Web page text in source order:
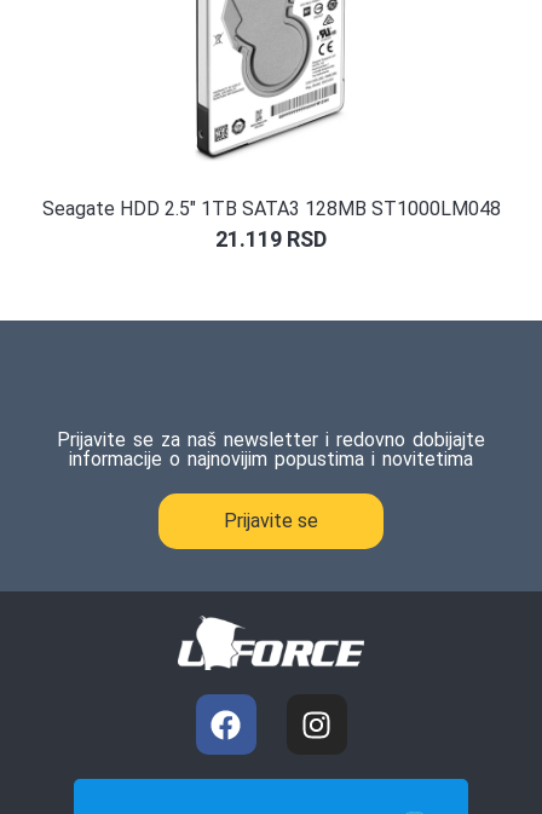
Seagate HDD 2.5″ 1TB SATA3 128MB ST1000LM048
21.119 RSD
Prijavite se za naš newsletter i redovno dobijajte
informacije o najnovijim popustima i novitetima
Prijavite se